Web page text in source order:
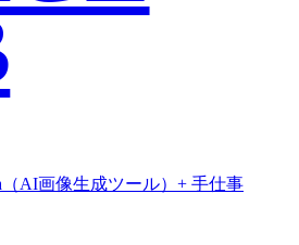
（AI画像生成ツール）+ 手仕事